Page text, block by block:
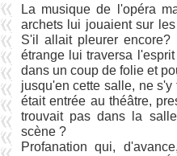
La musique de l'opéra
archets lui jouaient sur
S'il allait pleurer
étrange lui traversa
dans un coup de folie et
jusqu'en cette salle, ne
était entrée au théâtre,
trouvait pas dans la
scène ?
Profanation qui,